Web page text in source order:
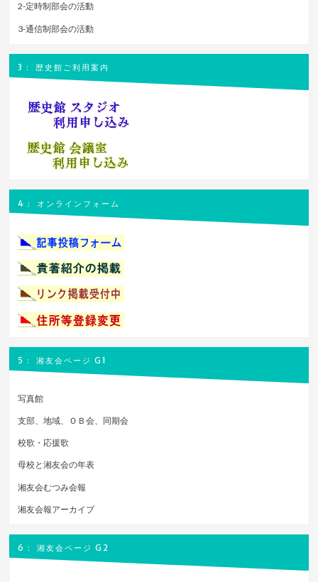
2-定時制部会の活動
3-通信制部会の活動
3： 歴史館ご利用案内
4： オンラインフォーム
5： 湘友会ページ G1
写真館
支部、地域、ＯＢ会、同期会
校歌・応援歌
母校と湘友会の年表
湘友会むつみ会報
湘友会報アーカイブ
6： 湘友会ページ G2